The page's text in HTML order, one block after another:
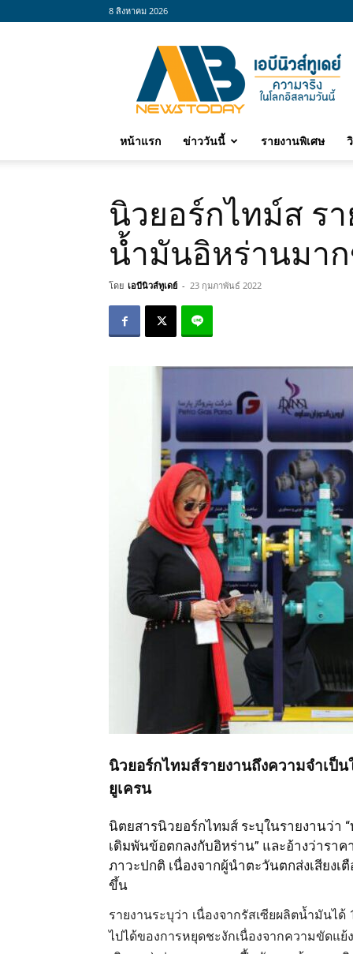
8 สิงหาคม 2026
abnewstoday
หน้าแรก ข่าววันนี้ รายงานพิเศษ
นิวยอร์กไทม์ส ร
น้ำมันอิหร่านมา
โดย เอบีนิวส์ทูเดย์ - 23 กุมภาพันธ์ 2022
นิวยอร์กไทมส์รายงานถึงความจำเป็
ยูเครน
นิตยสารนิวยอร์กไทมส์ ระบุในรายงานว่า
เดิมพันข้อตกลงกับอิหร่าน” และอ้างว่ารา
ภาวะปกติ เนื่องจากผู้นำตะวันตกส่งเสียงเ
ขึ้น
รายงานระบุว่า เนื่องจากรัสเซียผลิตน้ำมันไ
ไปได้ของการหยุดชะงักเนื่องจากความขัดแ